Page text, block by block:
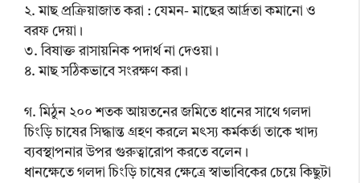
২. মাছ প্রক্রিয়াজাত করা : যেমন- মাছের আর্দ্রতা কমানো ও
বরফ দেয়া।
৩. বিষাক্ত রাসায়নিক পদার্থ না দেওয়া।
৪. মাছ সঠিকভাবে সংরক্ষণ করা।
গ. মিঠুন ২০০ শতক আয়তনের জমিতে ধানের সাথে গলদা
চিংড়ি চাষের সিদ্ধান্ত গ্রহণ করলে মৎস্য কর্মকর্তা তাকে খাদ্য
ব্যবস্থাপনার উপর গুরুত্বারোপ করতে বলেন।
ধানক্ষেতে গলদা চিংড়ি চাষের ক্ষেত্রে স্বাভাবিকের চেয়ে কিছুটা